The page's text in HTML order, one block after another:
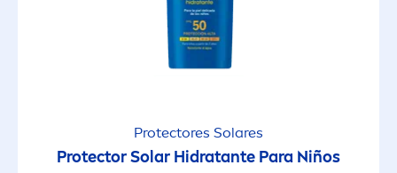
Protectores Solares
Protector Solar Hidratante Para Niños